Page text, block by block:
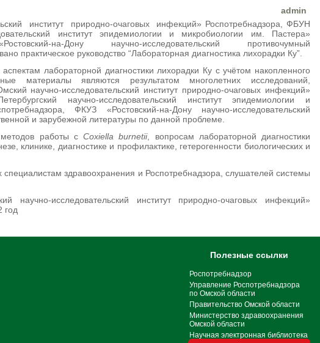
admin
институт природно-очаговых инфекций» Роспотребнадзора, ФБУН
институт эпидемиологии и микробиологии им. Пастера»
на-Дону научно-исследовательский противочумный
практическое руководство “Лабораторная диагностика лихорадки Ку”.
лабораторной диагностики лихорадки Ку с учётом накопленного
материалы являются результатом многолетних исследований,
научно-исследовательский институт природно-очаговых инфекций»
научно-исследовательский институт эпидемиологии и
ФКУЗ «Ростовский-на-Дону научно-исследовательский
и зарубежной литературы по данной проблеме.
работы с Coxiella burnetii, вопросам лабораторной диагностики
клинике, диагностике и профилактике, гетерогенности биологических и
здравоохранения и Роспотребнадзора, слушателей системы
исследовательский институт природно-очаговых инфекций»
год
Полезные ссылки
Роспотребнадзор
Управление Роспотребнадзора
по Омской области
Правительство Омской области
Министерство здравоохранения
Омской области
Научная электронная библиотека